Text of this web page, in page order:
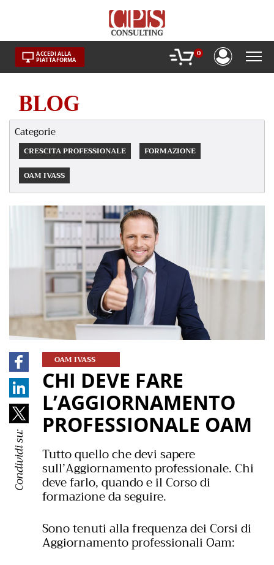
ACCEDI ALLA
PIATTAFORMA
0
BLOG
Categorie
CRESCITA PROFESSIONALE
FORMAZIONE
OAM IVASS
OAM IVASS
CHI DEVE FARE
L’AGGIORNAMENTO
PROFESSIONALE OAM
Tutto quello che devi sapere
sull’Aggiornamento professionale. Chi
deve farlo, quando e il Corso di
formazione da seguire.
Sono tenuti alla frequenza dei Corsi di
Aggiornamento professionali Oam:
Condividi su: